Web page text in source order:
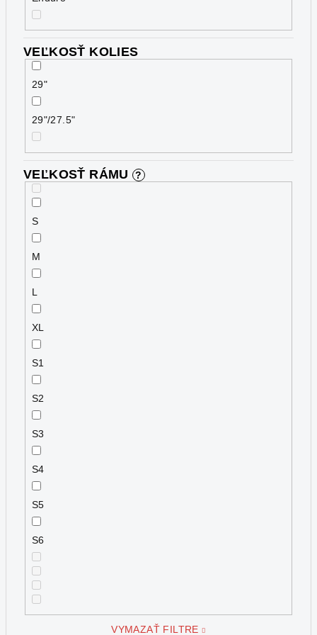
VEĽKOSŤ KOLIES
29"
29"/27.5"
VEĽKOSŤ RÁMU ?
S
M
L
XL
S1
S2
S3
S4
S5
S6
VYMAZAŤ FILTRE